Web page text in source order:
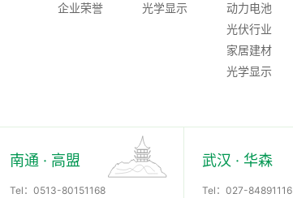
企业荣誉
光学显示
动力电池
光伏行业
家居建材
光学显示
南通 · 高盟
Tel： 0513-80151168
武汉 · 华森
Tel： 027-84891116